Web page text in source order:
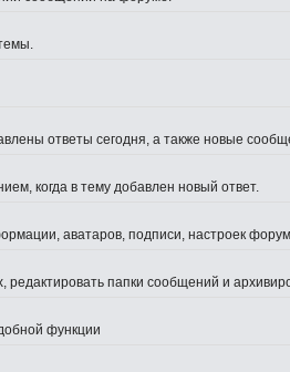
ответы сегодня, а также новые
когда в тему добавлен новый ответ.
аватаров, подписи, настроек
редактировать папки сообщений и
функции